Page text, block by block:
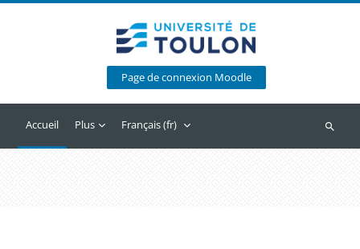
Page de connexion Moodle
Accueil Plus Français ‎(fr)‎